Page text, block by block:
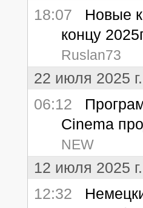
18:07 Новые
концу
Ruslan73
22 июля 2025 г.
06:12
Cinema
NEW
12 июля 2025 г.
12:32